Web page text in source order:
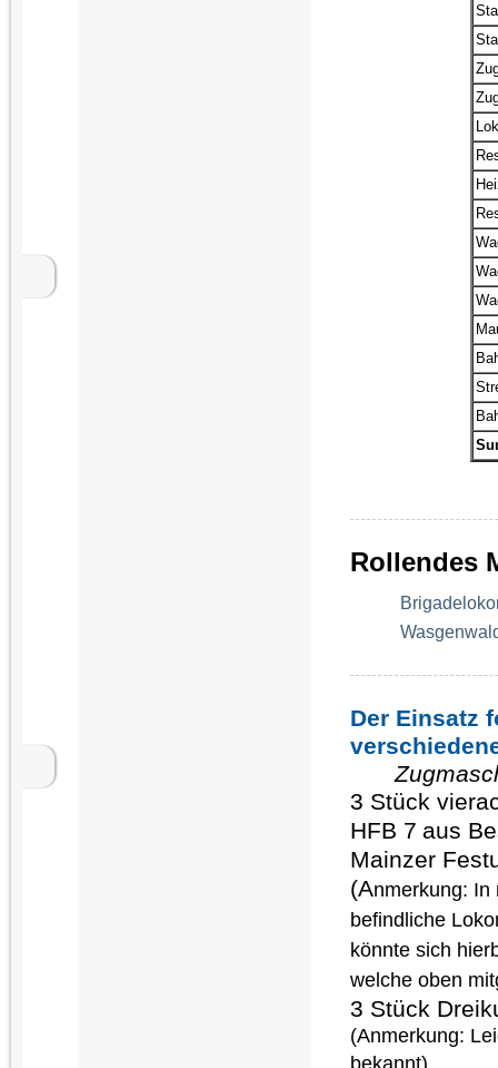
Rollendes
Der Einsatz
3 Stück
HFB 7 aus
Mainzer
(Anmerkung: In
befindliche
könnte sich
welche oben
3 Stück
(Anmerkung:
bekannt)